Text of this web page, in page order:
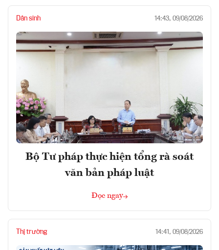
Dân sinh 14:43, 09/08/2026
Bộ Tư pháp thực hiện tổng rà soát
văn bản pháp luật
Đọc ngay
Thị trường 14:41, 09/08/2026